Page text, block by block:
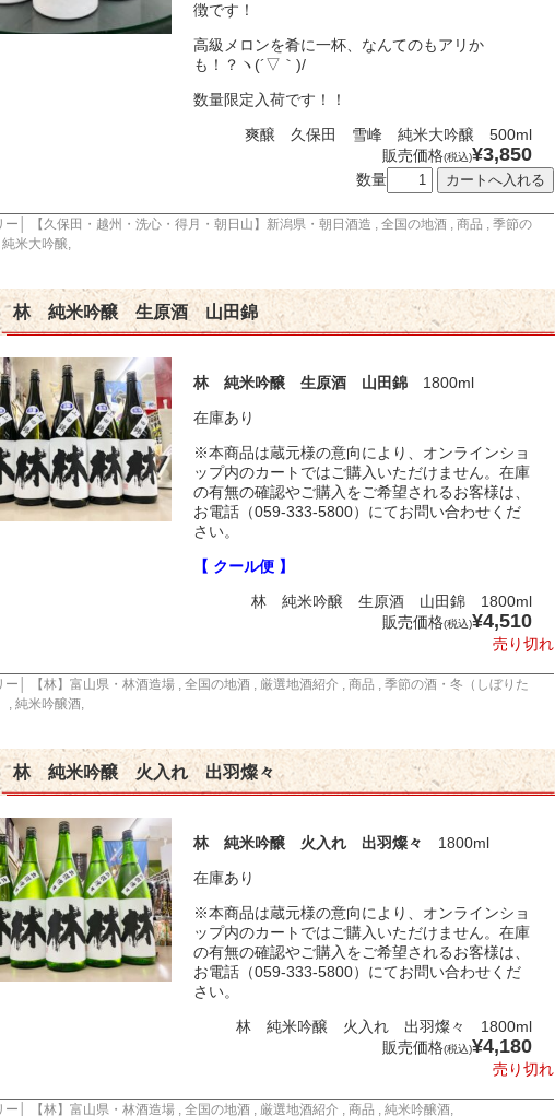
徴です！
高級メロンを肴に一杯、なんてのもアリか
も！？ヽ(´▽｀)/
数量限定入荷です！！
爽醸 久保田 雪峰 純米大吟醸 500ml
販売価格(税込)¥3,850
数量
ー│ 【久保田・越州・洗心・得月・朝日山】新潟県・朝日酒造 , 全国の地酒 , 商品 , 季節の
純米大吟醸,
林 純米吟醸 生原酒 山田錦
林 純米吟醸 生原酒 山田錦 1800ml
在庫あり
※本商品は蔵元様の意向により、オンラインショ
ップ内のカートではご購入いただけません。在庫
の有無の確認やご購入をご希望されるお客様は、
お電話（059-333-5800）にてお問い合わせくだ
さい。
【 クール便 】
林 純米吟醸 生原酒 山田錦 1800ml
販売価格(税込)¥4,510
売り切れ
ー│ 【林】富山県・林酒造場 , 全国の地酒 , 厳選地酒紹介 , 商品 , 季節の酒・冬（しぼりた
, 純米吟醸酒,
林 純米吟醸 火入れ 出羽燦々
林 純米吟醸 火入れ 出羽燦々
1800ml
在庫あり
※本商品は蔵元様の意向により、オンラインショ
ップ内のカートではご購入いただけません。在庫
の有無の確認やご購入をご希望されるお客様は、
お電話（059-333-5800）にてお問い合わせくだ
さい。
林 純米吟醸 火入れ 出羽燦々 1800ml
販売価格(税込)¥4,180
売り切れ
ー│ 【林】富山県・林酒造場 , 全国の地酒 , 厳選地酒紹介 , 商品 , 純米吟醸酒,